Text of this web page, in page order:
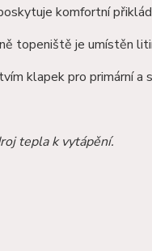
komfortní
topeniště je umístěn
klapek pro primární a
tepla k vytápění.